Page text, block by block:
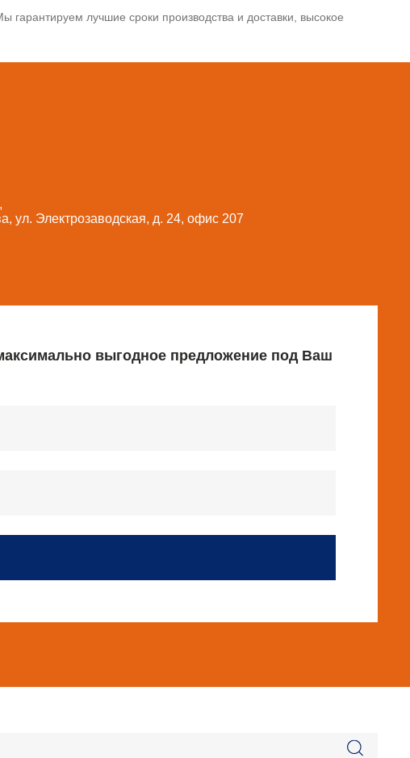
лучшие сроки производства и доставки, высокое
ул. Электрозаводская, д. 24, офис 207
выгодное предложение под Ваш